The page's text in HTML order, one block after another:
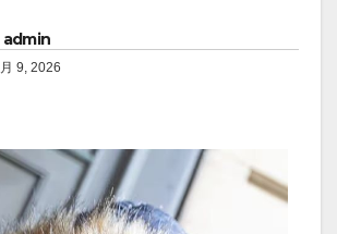
admin
9, 2026